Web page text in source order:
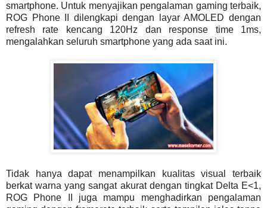
smartphone. Untuk menyajikan pengalaman gaming terbaik,
ROG Phone II dilengkapi dengan layar AMOLED dengan
refresh rate kencang 120Hz dan response time 1ms,
mengalahkan seluruh smartphone yang ada saat ini.
Tidak hanya dapat menampilkan kualitas visual terbaik
berkat warna yang sangat akurat dengan tingkat Delta E<1,
ROG Phone II juga mampu menghadirkan pengalaman